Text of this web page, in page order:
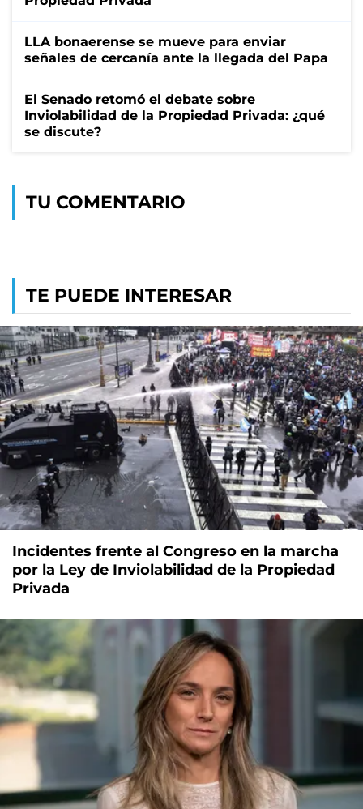
LLA bonaerense se mueve para enviar
señales de cercanía ante la llegada del Papa
El Senado retomó el debate sobre
Inviolabilidad de la Propiedad Privada: ¿qué
se discute?
TU COMENTARIO
TE PUEDE INTERESAR
Incidentes frente al Congreso en la marcha
por la Ley de Inviolabilidad de la Propiedad
Privada